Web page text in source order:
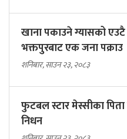
खाना पकाउने ग्यासको एउटै
भक्तपुरबाट एक जना पक्राउ
शनिबार, साउन २३, २०८३
फुटबल स्टार मेस्सीका
निधन